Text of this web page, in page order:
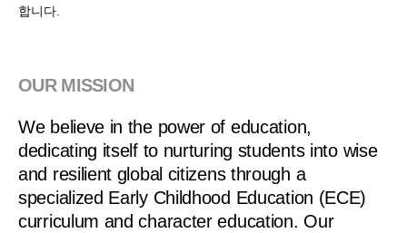
합니다.
OUR MISSION
We believe in the power of education,
dedicating itself to nurturing students into wise
and resilient global citizens through a
specialized Early Childhood Education (ECE)
curriculum and character education. Our